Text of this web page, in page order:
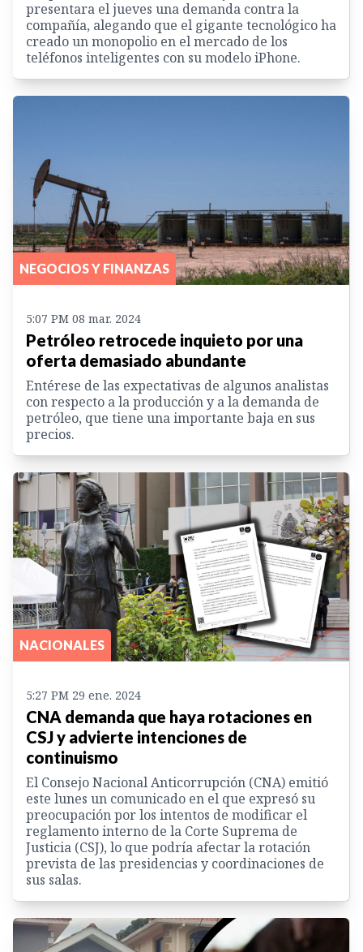
presentara el jueves una demanda contra la
compañía, alegando que el gigante tecnológico ha
creado un monopolio en el mercado de los
teléfonos inteligentes con su modelo iPhone.
NEGOCIOS Y FINANZAS
5:07 PM 08 mar. 2024
Petróleo retrocede inquieto por una
oferta demasiado abundante
Entérese de las expectativas de algunos analistas
con respecto a la producción y a la demanda de
petróleo, que tiene una importante baja en sus
precios.
NACIONALES
5:27 PM 29 ene. 2024
CNA demanda que haya rotaciones en
CSJ y advierte intenciones de
continuismo
El Consejo Nacional Anticorrupción (CNA) emitió
este lunes un comunicado en el que expresó su
preocupación por los intentos de modificar el
reglamento interno de la Corte Suprema de
Justicia (CSJ), lo que podría afectar la rotación
prevista de las presidencias y coordinaciones de
sus salas.